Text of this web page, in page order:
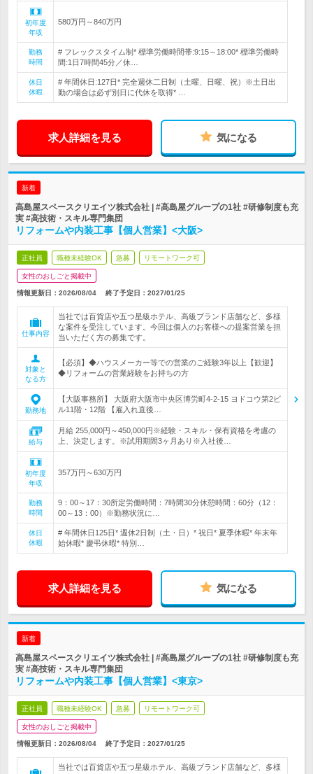
初年度
年収
580万円～840万円
勤務
時間
# フレックスタイム制* 標準労働時間帯:9:15～18:00* 標準労働時
間:1日7時間45分／休…
休日
休暇
# 年間休日:127日* 完全週休二日制（土曜、日曜、祝）※土日出
勤の場合は必ず別日に代休を取得* …
求人詳細を見る 気になる
新着
高島屋スペースクリエイツ株式会社 | #高島屋グループの1社 #研修制度も充
実 #高技術・スキル専門集団
リフォームや内装工事【個人営業】<大阪>
正社員 職種未経験OK 急募 リモートワーク可
女性のおしごと掲載中
情報更新日：2026/08/04 終了予定日： 2027/01/25
仕事内容
当社では百貨店や五つ星級ホテル、高級ブランド店舗など、多様
な案件を受注しています。今回は個人のお客様への提案営業を担
当いただく方の募集です。
対象と
なる方
【必須】◆ハウスメーカー等での営業のご経験3年以上【歓迎】
◆リフォームの営業経験をお持ちの方
勤務地
【大阪事務所】 大阪府大阪市中央区博労町4-2-15 ヨドコウ第2ビ
ル11階・12階 【雇入れ直後…
給与
月給 255,000円～450,000円※経験・スキル・保有資格を考慮の
上、決定します。※試用期間3ヶ月あり※入社後…
初年度
年収
357万円～630万円
勤務
時間
9：00～17：30所定労働時間：7時間30分休憩時間：60分（12：
00～13：00）※勤務状況に…
休日
休暇
# 年間休日125日* 週休2日制（土・日）* 祝日* 夏季休暇* 年末年
始休暇* 慶弔休暇* 特別…
求人詳細を見る 気になる
新着
高島屋スペースクリエイツ株式会社 | #高島屋グループの1社 #研修制度も充
実 #高技術・スキル専門集団
リフォームや内装工事【個人営業】<東京>
正社員 職種未経験OK 急募 リモートワーク可
女性のおしごと掲載中
情報更新日：2026/08/04 終了予定日： 2027/01/25
当社では百貨店や五つ星級ホテル、高級ブランド店舗など、多様